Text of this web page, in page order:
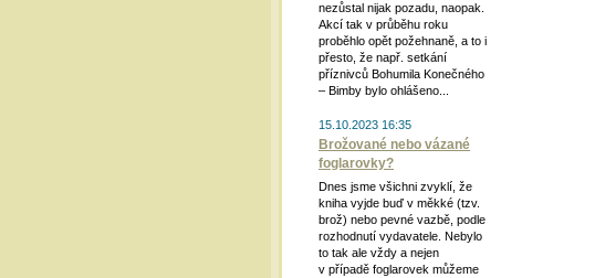
nezůstal nijak pozadu, naopak.
Akcí tak v průběhu roku
proběhlo opět požehnaně, a to i
přesto, že např. setkání
příznivců Bohumila Konečného
– Bimby bylo ohlášeno...
15.10.2023 16:35
Brožované nebo vázané
foglarovky?
Dnes jsme všichni zvyklí, že
kniha vyjde buď v měkké (tzv.
brož) nebo pevné vazbě, podle
rozhodnutí vydavatele. Nebylo
to tak ale vždy a nejen
v případě foglarovek můžeme